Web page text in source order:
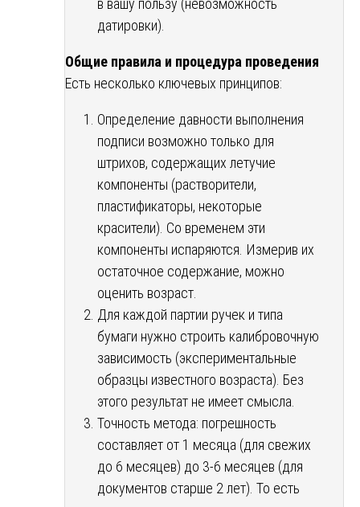
в вашу пользу (невозможность
датировки).
Общие правила и процедура проведения
Есть несколько ключевых принципов:
Определение давности выполнения
подписи возможно только для
штрихов, содержащих летучие
компоненты (растворители,
пластификаторы, некоторые
красители). Со временем эти
компоненты испаряются. Измерив их
остаточное содержание, можно
оценить возраст.
Для каждой партии ручек и типа
бумаги нужно строить калибровочную
зависимость (экспериментальные
образцы известного возраста). Без
этого результат не имеет смысла.
Точность метода: погрешность
составляет от 1 месяца (для свежих
до 6 месяцев) до 3-6 месяцев (для
документов старше 2 лет). То есть